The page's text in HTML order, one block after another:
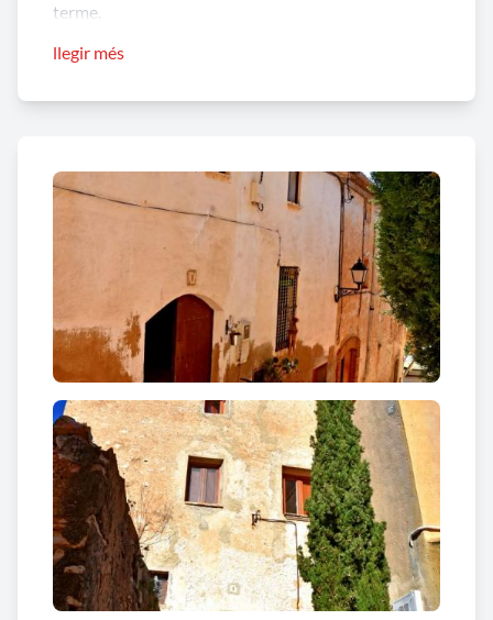
terme.
una caseta,Cala Margarita,que servia d’aixopluc a
assentar al lloc una torre de vigilància cristiana.
Després, aquesta torres es va anar ampliant i
modificant i es convertí en una casa amb estructura
d’una masia típica catalana amb teulada a doble
vessant que es coneix amb el renom de “Cal Martí”.
En aquesta casa encara hi queden vestigis de
l’antigatorre de vigilància catalana.El més visible
és una petita finestra amb arc ogival que es pot
contemplar a la façana del darrera des de la plaça de
l’església.
El segle XIV a aquella primera masia se n’hi va afegir
una altra, Cal Curt , i el segle XVICal Calbet.
llegir més